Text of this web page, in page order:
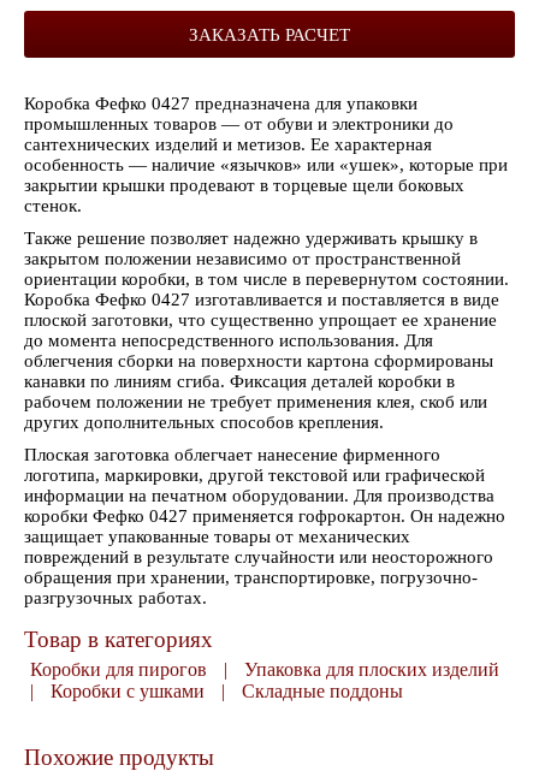
ЗАКАЗАТЬ РАСЧЕТ
Коробка Фефко 0427 предназначена для упаковки
промышленных товаров — от обуви и электроники до
сантехнических изделий и метизов. Ее характерная
особенность — наличие «язычков» или «ушек», которые при
закрытии крышки продевают в торцевые щели боковых
стенок.
Также решение позволяет надежно удерживать крышку в
закрытом положении независимо от пространственной
ориентации коробки, в том числе в перевернутом состоянии.
Коробка Фефко 0427 изготавливается и поставляется в виде
плоской заготовки, что существенно упрощает ее хранение
до момента непосредственного использования. Для
облегчения сборки на поверхности картона сформированы
канавки по линиям сгиба. Фиксация деталей коробки в
рабочем положении не требует применения клея, скоб или
других дополнительных способов крепления.
Плоская заготовка облегчает нанесение фирменного
логотипа, маркировки, другой текстовой или графической
информации на печатном оборудовании. Для производства
коробки Фефко 0427 применяется гофрокартон. Он надежно
защищает упакованные товары от механических
повреждений в результате случайности или неосторожного
обращения при хранении, транспортировке, погрузочно-
разгрузочных работах.
Товар в категориях
Коробки для пирогов |
Упаковка для плоских изделий
|
Коробки с ушками | Складные поддоны
Похожие продукты